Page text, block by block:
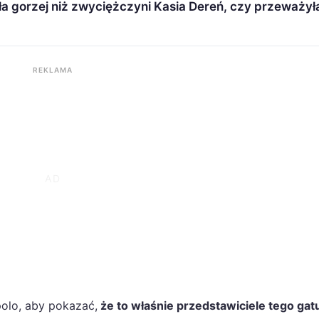
gorzej niż zwyciężczyni Kasia Dereń, czy
REKLAMA
aby pokazać, że to właśnie przedstawiciele tego